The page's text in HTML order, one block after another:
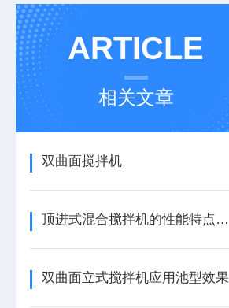
ARTICLE
相关文章
双曲面搅拌机
顶进式混合搅拌机的性能特点，一看便知
双曲面立式搅拌机应用池型效果